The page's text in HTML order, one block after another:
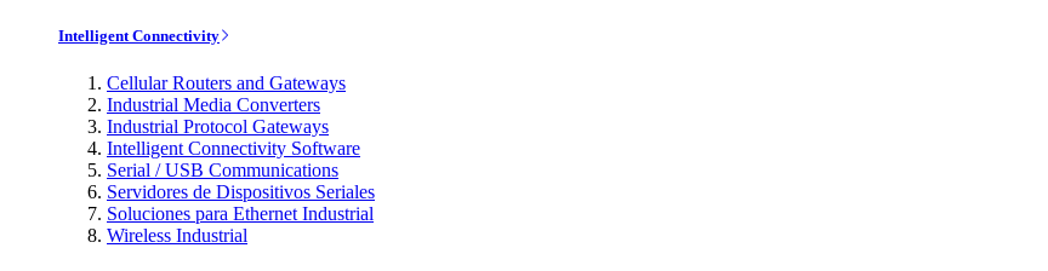
Intelligent Connectivity
Cellular Routers and Gateways
Industrial Media Converters
Industrial Protocol Gateways
Intelligent Connectivity Software
Serial / USB Communications
Servidores de Dispositivos Seriales
Soluciones para Ethernet Industrial
Wireless Industrial